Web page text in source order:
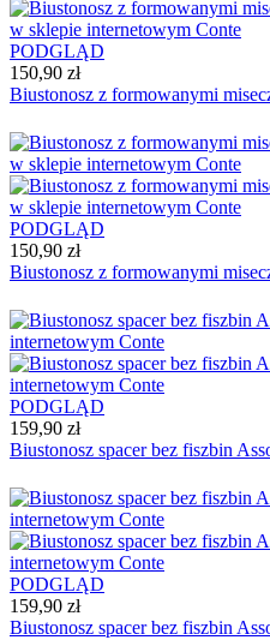
PODGLĄD
150,90 zł
Biustonosz z formowanymi
PODGLĄD
150,90 zł
Biustonosz z formowanymi
PODGLĄD
159,90 zł
Biustonosz spacer bez fiszbin
PODGLĄD
159,90 zł
Biustonosz spacer bez fiszbin